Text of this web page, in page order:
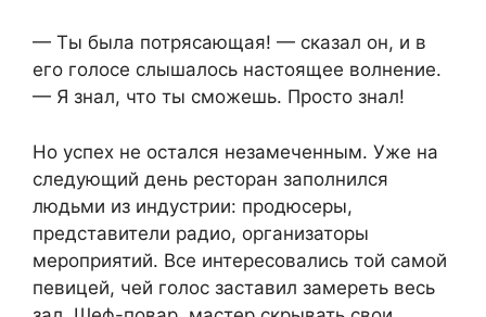
— Ты была потрясающая! — сказал он, и в
его голосе слышалось настоящее волнение.
— Я знал, что ты сможешь. Просто знал!
Но успех не остался незамеченным. Уже на
следующий день ресторан заполнился
людьми из индустрии: продюсеры,
представители радио, организаторы
мероприятий. Все интересовались той самой
певицей, чей голос заставил замереть весь